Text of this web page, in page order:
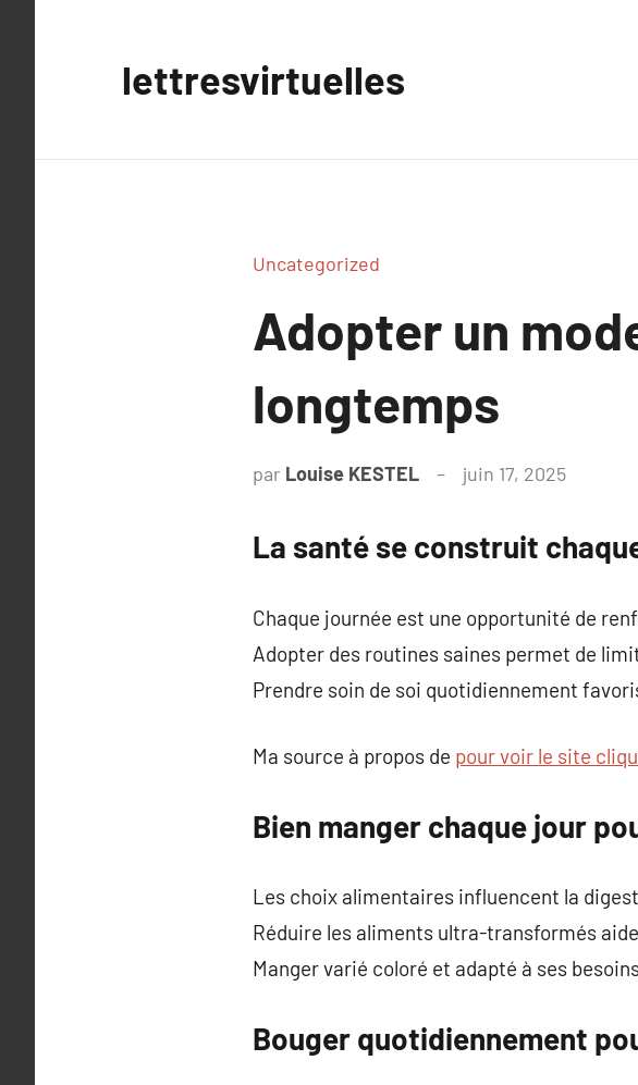
lettresvirtuelles
Uncategorized
Adopter un
longtemps
par Louise KESTEL juin 17, 2025
La santé se construit
Chaque journée est une opportunité de
Adopter des routines saines permet de
Prendre soin de soi quotidiennement
Ma source à propos de pour voir le site
Bien manger chaque jour
Les choix alimentaires influencent la
Réduire les aliments ultra-transformés
Manger varié coloré et adapté à ses
Bouger quotidiennement